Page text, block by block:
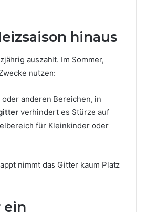
hinaus
auszahlt. Im Sommer,
nutzen:
anderen Bereichen, in
verhindert es Stürze auf
für Kleinkinder oder
nimmt das Gitter kaum Platz
ein